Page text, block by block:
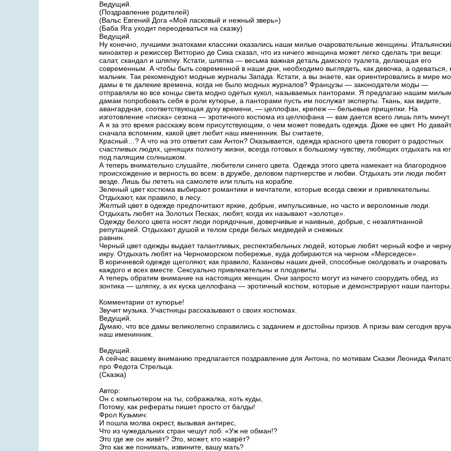
Ведущий.
(Поздравление родителей)
(Вальс Евгений Дога «Мой ласковый и нежный зверь»)
(Баба Яга уходит переодеваться на сказку)
Ведущий.
Ну конечно, лучшими знатоками классики оказались наши милые очаровательные женщины.
киноактер и режиссер Витторио де Сика сказал, что из ничего женщина может легко сделать три вещи:
салат, скандал и шляпку. Кстати, шляпка — весьма важная деталь дамского туалета, делающая его
современным. А чтобы быть современной в наши дни, необходимо выглядеть, как девочка, а одеваться,
мальчик. Так рекомендуют модные журналы Запада. Кстати, а вы знаете, как ориентировались в мире
дамы в те далекие времена, когда не было модных журналов? Французы — законодатели моды —
отправляли во все концы света модно одетых кукол, называемых панторами. Я предлагаю нашим
дамам попробовать себя в роли кутюрье, а панторами пусть им послужат эксперты. Ткань, как видите,
авангардная, соответствующая духу времени, — целлофан, крепеж — бельевые прищепки. На
изготовление «писка» сезона — эротичного костюма из целлофана — вам дается всего лишь пять минут.
А я за это время расскажу всем присутствующим, о чем может поведать одежда. Даже ее цвет. Но
сначала вспомним, какой цвет любит наш именинник. Вы считаете,
Красный…? А что на это ответит сам Антон? Оказывается, одежда красного цвета говорит о радостных
счастливых людях, ценящих полноту жизни, всегда готовых к большому чувству, любящих отдыхать на
под палящим солнышком.
А теперь внимательно слушайте, любители синего цвета. Одежда этого цвета намекает на благородное
происхождение и верность во всем: в дружбе, деловом партнерстве и любви. Отдыхать эти люди любят
везде. Лишь бы лететь на самолете или плыть на корабле.
Зеленый цвет костюма выбирают романтики и мечтатели, которые всегда свежи и привлекательны.
Отдыхают, как правило, в лесу.
Желтый цвет в одежде предпочитают яркие, добрые, импульсивные, но часто и вероломные люди.
Отдыхать любят на Золотых Песках, любят, когда их называют «золотце».
Одежду белого цвета носят люди порядочные, доверчивые и наивные, добрые, с незапятнанной
репутацией. Отдыхают душой и телом среди белых медведей и снежных
равнин.
Черный цвет одежды выдает талантливых, респектабельных людей, которые любят черный кофе и
икру. Отдыхать любят на Черноморском побережье, куда добираются на черном «Мерседесе».
В коричневой одежде щеголяют, как правило, Казановы наших дней, способные околдовать и очаровать
каждого и всех вместе. Сексуально привлекательны и плодовиты.
А теперь обратим внимание на настоящих женщин. Они запросто могут из ничего соорудить обед, из
зонтика — шляпку, а их куска целлофана — эротичный костюм, которые и демонстрируют наши панторы.
Комментарии от кутюрье!
Звучит музыка. Участницы рассказывают о своих костюмах.
Ведущий.
Думаю, что все дамы великолепно справились с заданием и достойны призов. А призы вам сегодня
наш именинник.
Ведущий.
А сейчас вашему вниманию предлагается поздравление для Антона, по мотивам Сказки Леонида
про Федота Стрельца.
(Сказка)
Автор:
Он с компьютером на ты, сображалка, хоть куды,
Потому, как рефераты пишет просто от балды!
Фрол Кузьмич:
И пошла молва окрест, вызывая антирес,
Что из чужедальних стран чешут лоб: «Уж не обман!?
Это где же он живёт? Это, может, кто наврёт?
Это как же понимать, извините, вашу мать?